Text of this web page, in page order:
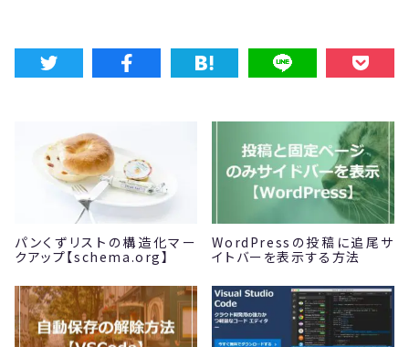
パンくずリストの構造化マー
クアップ【schema.org】
WordPressの投稿に追尾サ
イトバーを表示する方法